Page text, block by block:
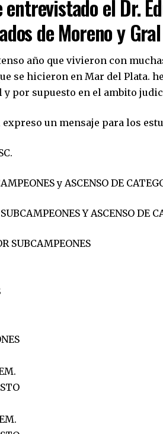
entrevistado el Dr.
de Moreno y
año que vivieron con
se hicieron en Mar del Plata.
por supuesto en el ambito
un mensaje para los
y ASCENSO DE
Y ASCENSO DE
SUBCAMPEONES